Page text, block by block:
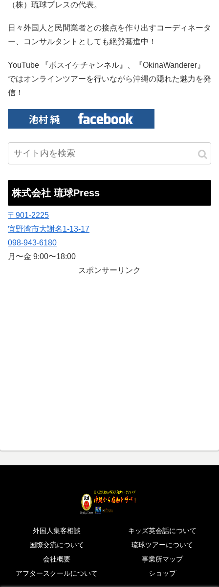
（株）琉球プレスの代表。
日々外国人と民間業者との接点を作り出すコーディネータ
ー、コンサルタントとしても絶賛驀進中！
YouTube 『ボスイケチャンネル』、『OkinaWanderer』
ではオンラインツアーを行いながら沖縄の隠れた魅力を発
信！
株式会社 琉球Press
〒901-2225
宜野湾市大謝名1-13-17
098-943-6180
月〜金 9:00〜18:00
スポンサーリンク
外国人集客相談
キッズ英会話について
国際交流について
琉球ツアーについて
会社概要
事業所マップ
アフタースクールについて
ショップ